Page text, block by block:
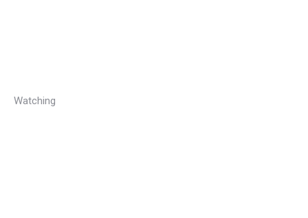
Watching